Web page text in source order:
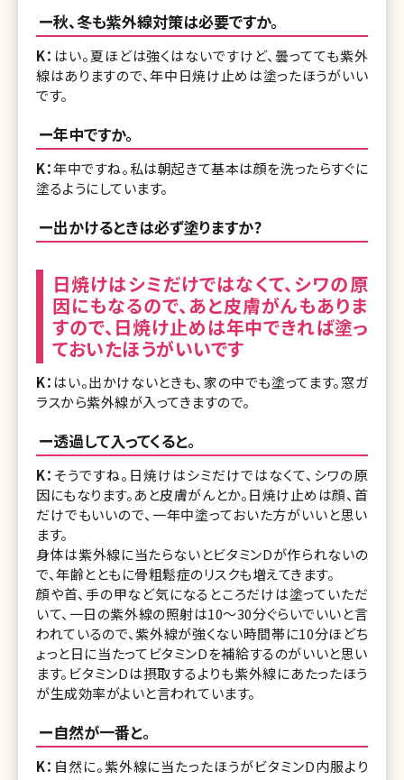
ー秋、冬も紫外線対策は必要ですか。
K： はい。夏ほどは強くはないですけど、曇ってても紫外
線はありますので、年中日焼け止めは塗ったほうがいい
です。
ー年中ですか。
K：年中ですね。私は朝起きて基本は顔を洗ったらすぐに
塗るようにしています。
ー出かけるときは必ず塗りますか?
日焼けはシミだけではなくて、シワの原
因にもなるので、あと皮膚がんもありま
すので、日焼け止めは年中できれば塗っ
ておいたほうがいいです
K： はい。出かけないときも、家の中でも塗ってます。窓ガ
ラスから紫外線が入ってきますので。
ー透過して入ってくると。
K： そうですね。日焼けはシミだけではなくて、シワの原
因にもなります。あと皮膚がんとか。日焼け止めは顔、首
だけでもいいので、一年中塗っておいた方がいいと思い
ます。
身体は紫外線に当たらないとビタミンDが作られないの
で、年齢とともに骨粗鬆症のリスクも増えてきます。
顔や首、手の甲など気になるところだけは塗っていただ
いて、一日の紫外線の照射は10〜30分ぐらいでいいと言
われているので、紫外線が強くない時間帯に10分ほどち
ょっと日に当たってビタミンDを補給するのがいいと思い
ます。ビタミンDは摂取するよりも紫外線にあたったほう
が生成効率がよいと言われています。
ー自然が一番と。
K： 自然に。紫外線に当たったほうがビタミンD内服より